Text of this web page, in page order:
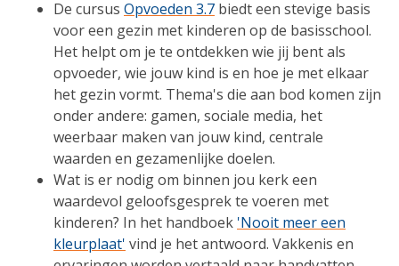
De cursus Opvoeden 3.7 biedt een stevige basis
voor een gezin met kinderen op de basisschool.
Het helpt om je te ontdekken wie jij bent als
opvoeder, wie jouw kind is en hoe je met elkaar
het gezin vormt. Thema's die aan bod komen zijn
onder andere: gamen, sociale media, het
weerbaar maken van jouw kind, centrale
waarden en gezamenlijke doelen.
Wat is er nodig om binnen jou kerk een
waardevol geloofsgesprek te voeren met
kinderen? In het handboek 'Nooit meer een
kleurplaat' vind je het antwoord. Vakkenis en